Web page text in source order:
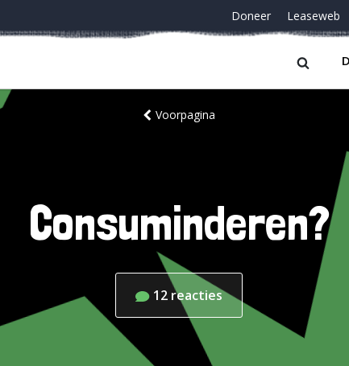
Doneer Leaseweb
Voorpagina
Consuminderen?
12 reacties